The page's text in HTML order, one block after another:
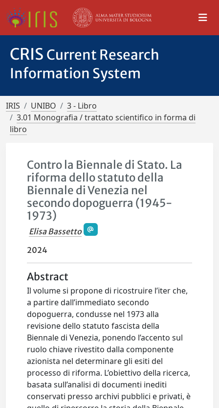
CRIS Current Research
Information System
IRIS UNIBO
3 - Libro
3.01 Monografia / trattato scientifico in forma di
libro
Contro la Biennale di Stato. La
riforma dello statuto della
Biennale di Venezia nel
secondo dopoguerra (1945-
1973)
Elisa Bassetto
2024
Abstract
Il volume si propone di ricostruire l’iter che,
a partire dall’immediato secondo
dopoguerra, condusse nel 1973 alla
revisione dello statuto fascista della
Biennale di Venezia, ponendo l’accento sul
ruolo chiave rivestito dalla componente
azionista nel determinare gli esiti del
processo di riforma. L’obiettivo della ricerca,
basata sull’analisi di documenti inediti
conservati presso archivi pubblici e privati, è